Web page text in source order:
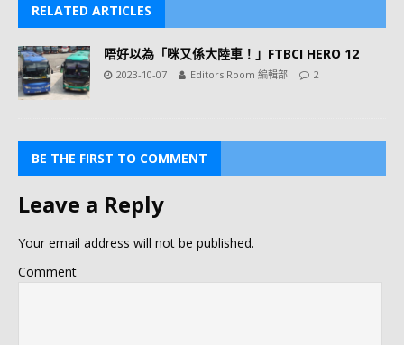
RELATED ARTICLES
唔好以為「咪又係大陸車！」FTBCI HERO 12
2023-10-07 Editors Room 編輯部 2
BE THE FIRST TO COMMENT
Leave a Reply
Your email address will not be published.
Comment